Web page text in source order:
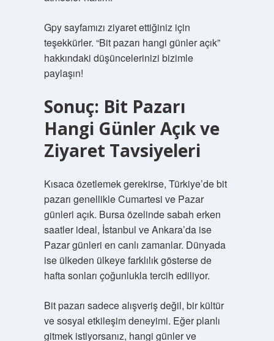
Gpy sayfamızı ziyaret ettiğiniz için
teşekkürler. “Bit pazarı hangi günler açık”
hakkındaki düşüncelerinizi bizimle
paylaşın!
Sonuç: Bit Pazarı
Hangi Günler Açık ve
Ziyaret Tavsiyeleri
Kısaca özetlemek gerekirse, Türkiye’de bit
pazarı genellikle Cumartesi ve Pazar
günleri açık. Bursa özelinde sabah erken
saatler ideal, İstanbul ve Ankara’da ise
Pazar günleri en canlı zamanlar. Dünyada
ise ülkeden ülkeye farklılık gösterse de
hafta sonları çoğunlukla tercih ediliyor.
Bit pazarı sadece alışveriş değil, bir kültür
ve sosyal etkileşim deneyimi. Eğer planlı
gitmek istiyorsanız, hangi günler ve